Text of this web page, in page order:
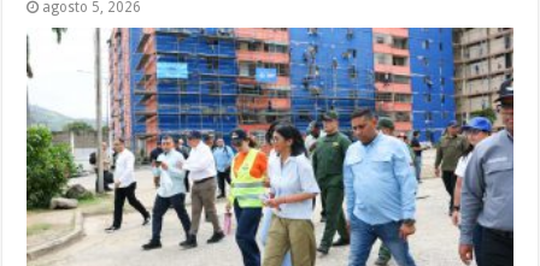
agosto 5, 2026